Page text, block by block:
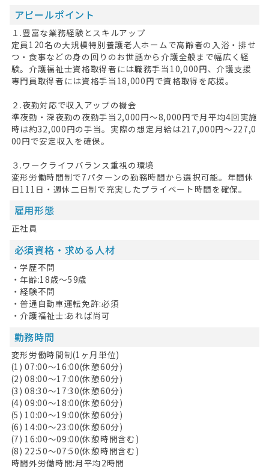
アピールポイント
１.豊富な業務経験とスキルアップ
定員120名の大規模特別養護老人ホームで高齢者の入浴・排せ
つ・食事などの身の回りのお世話から介護全般まで幅広く経
験。介護福祉士資格取得者には職務手当10,000円、介護支援
専門員取得者には資格手当18,000円で資格取得を応援。
２.夜勤対応で収入アップの機会
準夜勤・深夜勤の夜勤手当2,000円～8,000円で月平均4回実施
時は約32,000円の手当。実際の想定月給は217,000円～227,0
00円で安定収入を確保。
３.ワークライフバランス重視の環境
変形労働時間制で7パターンの勤務時間から選択可能。年間休
日111日・週休二日制で充実したプライベート時間を確保。
雇用形態
正社員
必須資格・求める人材
・学歴不問
・年齢:18歳〜59歳
・経験不問
・普通自動車運転免許:必須
・介護福祉士:あれば尚可
勤務時間
変形労働時間制(1ヶ月単位)
(1) 07:00〜16:00(休憩60分)
(2) 08:00〜17:00(休憩60分)
(3) 08:30〜17:30(休憩60分)
(4) 09:00〜18:00(休憩60分)
(5) 10:00〜19:00(休憩60分)
(6) 14:00〜23:00(休憩60分)
(7) 16:00〜09:00(休憩時間含む)
(8) 22:50〜07:50(休憩時間含む)
時間外労働時間:月平均2時間